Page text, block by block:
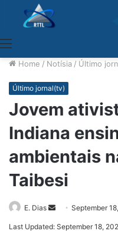
Home / Notísia / Último
Último jornal(tv)
Jovem
Indiana
ambientais
Taibesi
E. Dias
Send
an
September
Last Updated: September 18,